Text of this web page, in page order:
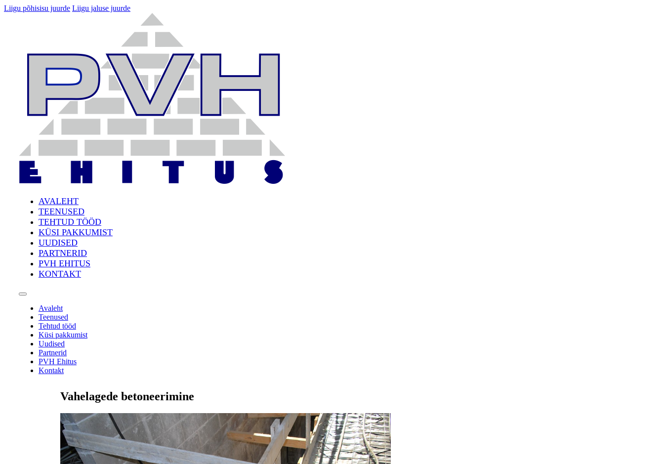
Liigu põhisisu juurde Liigu jaluse juurde
AVALEHT
TEENUSED
TEHTUD TÖÖD
KÜSI PAKKUMIST
UUDISED
PARTNERID
PVH EHITUS
KONTAKT
Avaleht
Teenused
Tehtud tööd
Küsi pakkumist
Uudised
Partnerid
PVH Ehitus
Kontakt
Vahelagede betoneerimine